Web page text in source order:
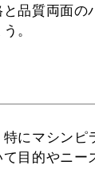
品質両面の
。
にマシンピ
目的やニー